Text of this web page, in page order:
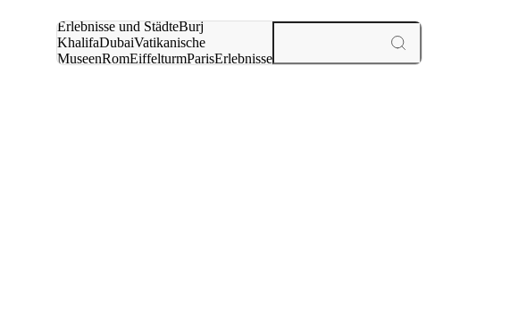
Erlebnisse und StädteBurj
KhalifaDubaiVatikanische
MuseenRomEiffelturmParisErlebnisse